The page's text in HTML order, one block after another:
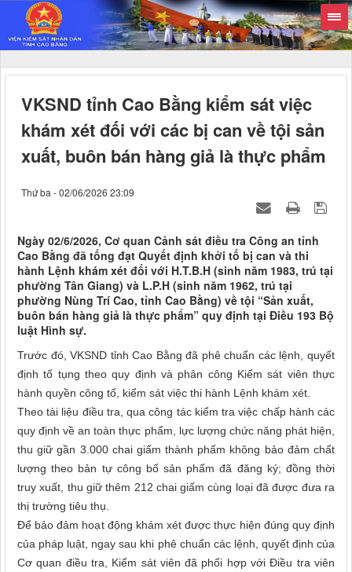
VKSND tỉnh Cao Bằng kiểm sát việc
khám xét đối với các bị can về tội sản
xuất, buôn bán hàng giả là thực phẩm
Thứ ba - 02/06/2026 23:09
Ngày 02/6/2026, Cơ quan Cảnh sát điều tra Công an tỉnh
Cao Bằng đã tống đạt Quyết định khởi tố bị can và thi
hành Lệnh khám xét đối với H.T.B.H (sinh năm 1983, trú tại
phường Tân Giang) và L.P.H (sinh năm 1962, trú tại
phường Nùng Trí Cao, tỉnh Cao Bằng) về tội “Sản xuất,
buôn bán hàng giả là thực phẩm” quy định tại Điều 193 Bộ
luật Hình sự.
Trước đó, VKSND tỉnh Cao Bằng đã phê chuẩn các lệnh, quyết
định tố tụng theo quy định và phân công Kiểm sát viên thực
hành quyền công tố, kiểm sát việc thi hành Lệnh khám xét.
Theo tài liệu điều tra, qua công tác kiểm tra việc chấp hành các
quy định về an toàn thực phẩm, lực lượng chức năng phát hiện,
thu giữ gần 3.000 chai giấm thành phẩm không bảo đảm chất
lượng theo bản tự công bố sản phẩm đã đăng ký; đồng thời
truy xuất, thu giữ thêm 212 chai giấm cùng loại đã được đưa ra
thị trường tiêu thụ.
Để bảo đảm hoạt động khám xét được thực hiện đúng quy định
của pháp luật, ngay sau khi phê chuẩn các lệnh, quyết định của
Cơ quan điều tra, Kiểm sát viên đã phối hợp với Điều tra viên